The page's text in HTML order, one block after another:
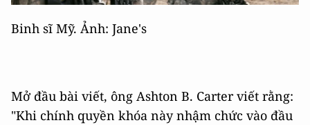
Binh sĩ Mỹ. Ảnh: Jane's
Mở đầu bài viết, ông Ashton B. Carter viết rằng:
"Khi chính quyền khóa này nhậm chức vào đầu